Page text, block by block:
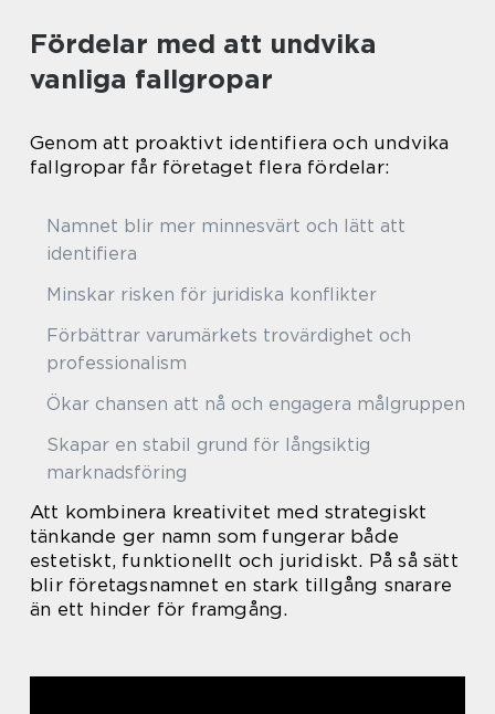
Fördelar med att undvika
vanliga fallgropar
Genom att proaktivt identifiera och undvika
fallgropar får företaget flera fördelar:
Namnet blir mer minnesvärt och lätt att
identifiera
Minskar risken för juridiska konflikter
Förbättrar varumärkets trovärdighet och
professionalism
Ökar chansen att nå och engagera målgruppen
Skapar en stabil grund för långsiktig
marknadsföring
Att kombinera kreativitet med strategiskt
tänkande ger namn som fungerar både
estetiskt, funktionellt och juridiskt. På så sätt
blir företagsnamnet en stark tillgång snarare
än ett hinder för framgång.